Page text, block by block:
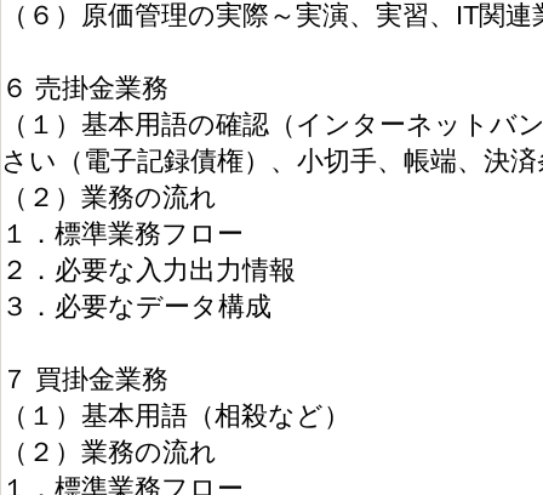
（６）原価管理の実際～実演、実習、IT関
６ 売掛金業務
（１）基本用語の確認（インターネットバ
さい（電子記録債権）、小切手、帳端、決
（２）業務の流れ
１．標準業務フロー
２．必要な入力出力情報
３．必要なデータ構成
７ 買掛金業務
（１）基本用語（相殺など）
（２）業務の流れ
１．標準業務フロー